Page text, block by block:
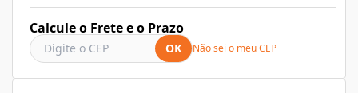
Calcule o Frete e o Prazo
OK Não sei o meu CEP